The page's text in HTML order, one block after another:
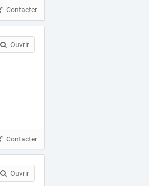
Contacter
Ouvrir
Contacter
Ouvrir